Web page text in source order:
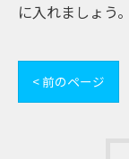
に入れましょう。
< 前のページ